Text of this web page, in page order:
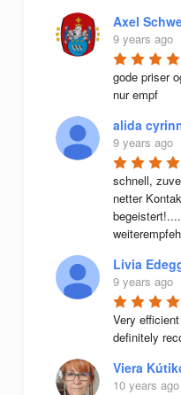
Axel
9 years ago
gode priser
nur empf
alida
9 years ago
schnell,
netter
Livia
9 years ago
Very
definitely
Viera
10 years ago